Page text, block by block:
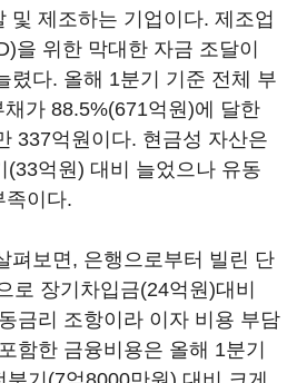
및 제조하는 기업이다. 제조업
을 위한 막대한 자금 조달이
렸다. 올해 1분기 기준 전체 부
가 88.5%(671억원)에 달한
337억원이다. 현금성 자산은
(33억원) 대비 늘었으나 유동
족이다.
펴보면, 은행으로부터 빌린 단
로 장기차입금(24억원)대비
금리 조항이라 이자 비용 부담
함한 금융비용은 올해 1분기